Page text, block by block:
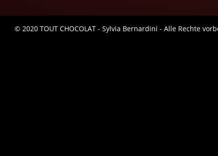
© 2020 TOUT CHOCOLAT - Sylvia Bernardini - Alle Rechte